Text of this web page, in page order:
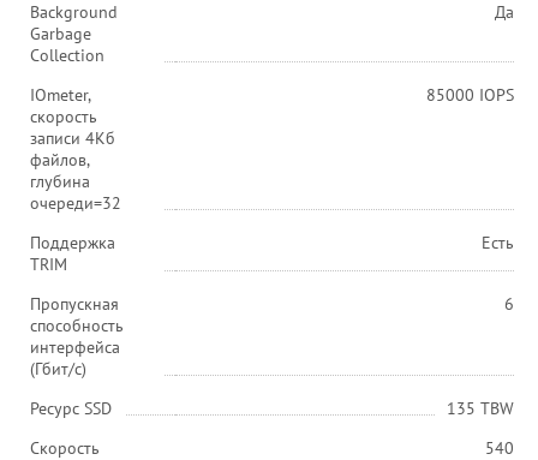
Background
Garbage
Collection
Да
IOmeter,
скорость
записи 4Кб
файлов,
глубина
очереди=32
85000 IOPS
Поддержка
TRIM
Есть
Пропускная
способность
интерфейса
(Гбит/с)
6
Ресурс SSD
135 TBW
Скорость
540